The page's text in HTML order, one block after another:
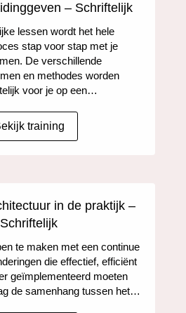
– Schriftelijk
lessen wordt het hele
stap voor stap met je
De verschillende
en methodes worden
voor je op een…
training
in de praktijk –
Schriftelijk
te maken met een continue
die effectief, efficiënt
geïmplementeerd moeten
de samenhang tussen het…